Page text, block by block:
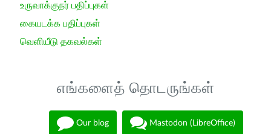
உருவாக்குநர் பதிப்புகள்
கையடக்க பதிப்புகள்
வெளியீடு தகவல்கள்
எங்களைத் தொடருங்கள்
Our blog Mastodon (LibreOffice)